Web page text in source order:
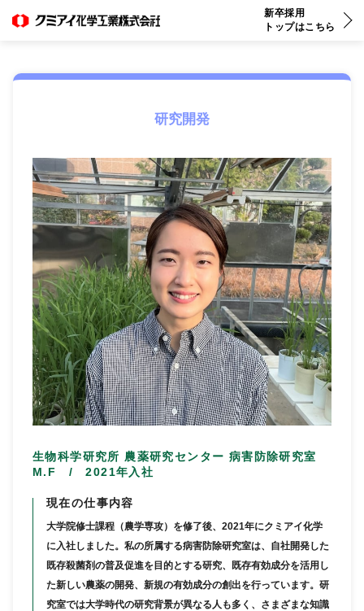
新卒採用
トップはこちら
生産 研究開発 経営管理
研究開発
生物科学研究所 農薬研究センター 病害防除研究室
M.F / 2021年入社
現在の仕事内容
大学院修士課程（農学専攻）を修了後、2021年にクミアイ化学
に入社しました。私の所属する病害防除研究室は、自社開発した
既存殺菌剤の普及促進を目的とする研究、既存有効成分を活用し
た新しい農薬の開発、新規の有効成分の創出を行っています。研
究室では大学時代の研究背景が異なる人も多く、さまざまな知識